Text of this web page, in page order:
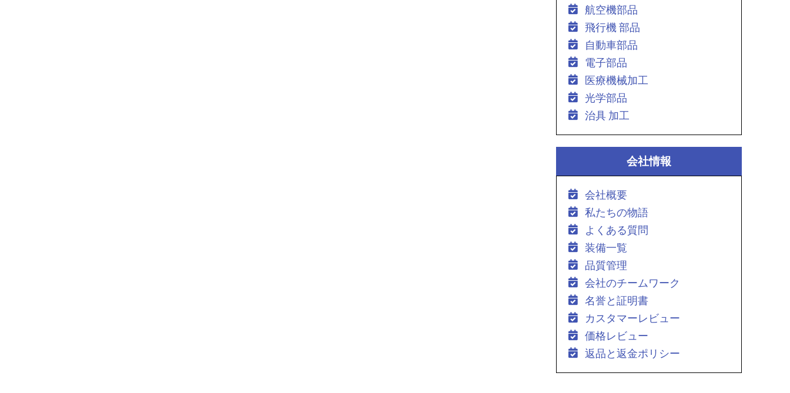
航空機部品
飛行機 部品
自動車部品
電子部品
医療機械加工
光学部品
治具 加工
会社情報
会社概要
私たちの物語
よくある質問
装備一覧
品質管理
会社のチームワーク
名誉と証明書
カスタマーレビュー
価格レビュー
返品と返金ポリシー